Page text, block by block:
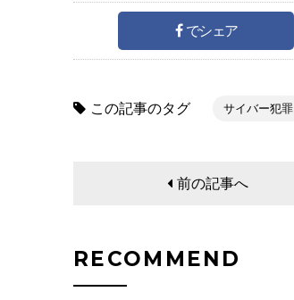
でシェア
この記事のタグ サイバー犯罪
前の記事へ
RECOMMEND